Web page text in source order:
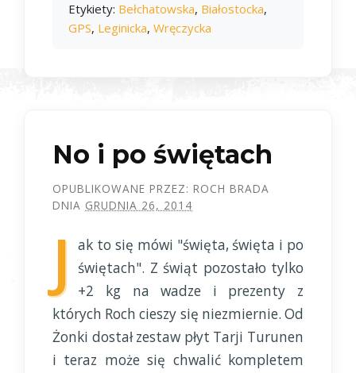
Etykiety: Bełchatowska, Białostocka,
GPS, Leginicka, Wręczycka
No i po świętach
OPUBLIKOWANE PRZEZ: ROCH BRADA
DNIA GRUDNIA 26, 2014
J
ak to się mówi "święta, święta i po
świętach". Z świąt pozostało tylko
+2 kg na wadze i prezenty z
których Roch cieszy się niezmiernie. Od
Żonki dostał zestaw płyt Tarji Turunen
i teraz może się chwalić kompletem